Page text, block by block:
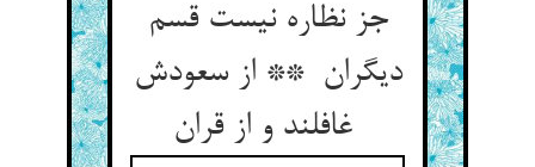
جز نظاره نیست قسم
دیگران ** از سعودش